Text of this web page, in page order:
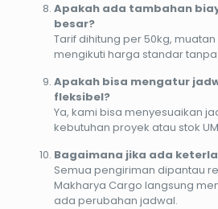
Apakah ada tambahan
besar?
Tarif dihitung per 50kg,
mengikuti harga standar
Apakah bisa mengatur
fleksibel?
Ya, kami bisa menyesuaikan
kebutuhan proyek atau stok
Bagaimana jika ada
Semua pengiriman dipantau
Makharya Cargo langsung
ada perubahan jadwal.